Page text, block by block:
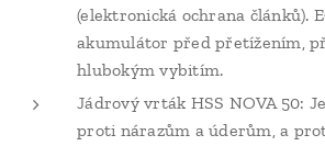
(elektronická ochrana článků).
akumulátor před přetížením,
hlubokým vybitím.
Jádrový vrták HSS NOVA 50:
proti nárazům a úderům, a